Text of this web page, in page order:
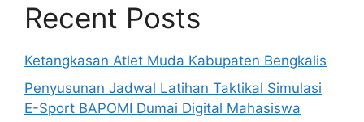
Recent Posts
Ketangkasan Atlet Muda Kabupaten Bengkalis
Penyusunan Jadwal Latihan Taktikal Simulasi
E-Sport BAPOMI Dumai Digital Mahasiswa